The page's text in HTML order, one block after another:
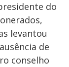
do
levantou
de
conselho